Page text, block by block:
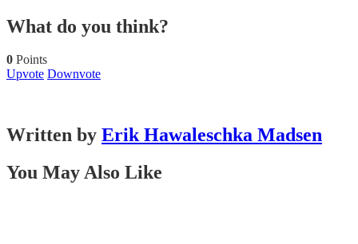
What do you think?
0 Points
Upvote Downvote
Written by Erik Hawaleschka Madsen
You May Also Like